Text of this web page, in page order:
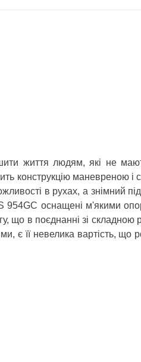
життя людям, які не
конструкцію маневреною і
в рухах, а знімний
954GC оснащені м'якими
що в поєднанні зі складною
є її невелика вартість, що